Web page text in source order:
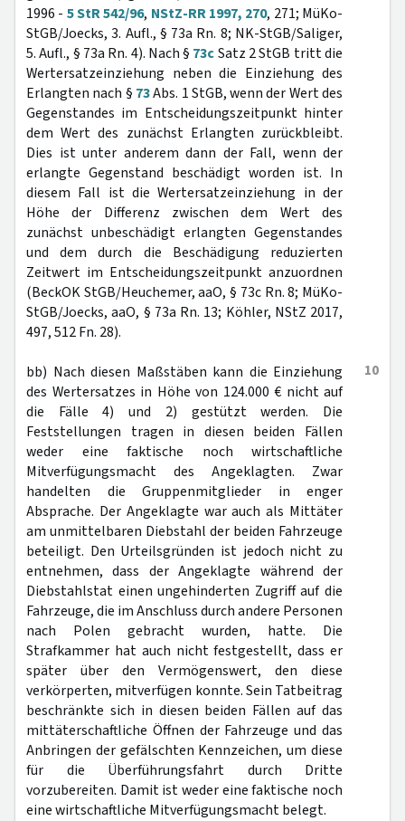
1996 - 5 StR 542/96, NStZ-RR 1997, 270, 271; MüKo-
StGB/Joecks, 3. Aufl., § 73a Rn. 8; NK-StGB/Saliger,
5. Aufl., § 73a Rn. 4). Nach § 73cSatz 2 StGB tritt die
Wertersatzeinziehung neben die Einziehung des
Erlangten nach § 73Abs. 1 StGB, wenn der Wert des
Gegenstandes im Entscheidungszeitpunkt hinter
dem Wert des zunächst Erlangten zurückbleibt.
Dies ist unter anderem dann der Fall, wenn der
erlangte Gegenstand beschädigt worden ist. In
diesem Fall ist die Wertersatzeinziehung in der
Höhe der Differenz zwischen dem Wert des
zunächst unbeschädigt erlangten Gegenstandes
und dem durch die Beschädigung reduzierten
Zeitwert im Entscheidungszeitpunkt anzuordnen
(BeckOK StGB/Heuchemer, aaO, § 73c Rn. 8; MüKo-
StGB/Joecks, aaO, § 73a Rn. 13; Köhler, NStZ 2017,
497, 512 Fn. 28).
10
bb) Nach diesen Maßstäben kann die Einziehung
des Wertersatzes in Höhe von 124.000 € nicht auf
die Fälle 4) und 2) gestützt werden. Die
Feststellungen tragen in diesen beiden Fällen
weder eine faktische noch wirtschaftliche
Mitverfügungsmacht des Angeklagten. Zwar
handelten die Gruppenmitglieder in enger
Absprache. Der Angeklagte war auch als Mittäter
am unmittelbaren Diebstahl der beiden Fahrzeuge
beteiligt. Den Urteilsgründen ist jedoch nicht zu
entnehmen, dass der Angeklagte während der
Diebstahlstat einen ungehinderten Zugriff auf die
Fahrzeuge, die im Anschluss durch andere Personen
nach Polen gebracht wurden, hatte. Die
Strafkammer hat auch nicht festgestellt, dass er
später über den Vermögenswert, den diese
verkörperten, mitverfügen konnte. Sein Tatbeitrag
beschränkte sich in diesen beiden Fällen auf das
mittäterschaftliche Öffnen der Fahrzeuge und das
Anbringen der gefälschten Kennzeichen, um diese
für die Überführungsfahrt durch Dritte
vorzubereiten. Damit ist weder eine faktische noch
eine wirtschaftliche Mitverfügungsmacht belegt.